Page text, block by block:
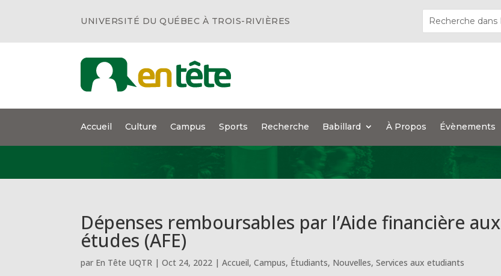
UNIVERSITÉ DU QUÉBEC À TROIS-RIVIÈRES
Accueil Culture Campus Sports Recherche Babillard À Propos Évènements
Dépenses remboursables par l’Aide financière aux
études (AFE)
par En Tête UQTR |Oct 24, 2022 |Accueil,Campus, Étudiants, Nouvelles,Services aux etudiants